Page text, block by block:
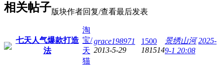
相关帖子版块作者回复/查看最后发表
七天人气爆款打造
法
淘
宝/
天
猫
grace198971
2013-5-29
1500
181514
景绣山河 2025-
9-1 20:08